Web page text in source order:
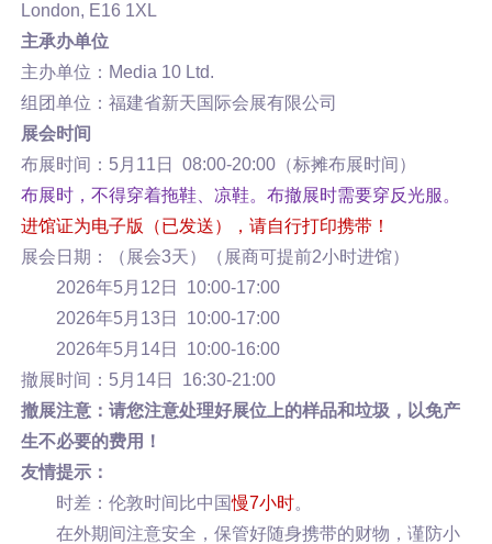
London, E16 1XL
主承办单位
主办单位：Media 10 Ltd.
组团单位：福建省新天国际会展有限公司
展会时间
布展时间：5月11日 08:00-20:00（标摊布展时间）
布展时，不得穿着拖鞋、凉鞋。布撤展时需要穿反光服。
进馆证为电子版（已发送），请自行打印携带！
展会日期：（展会3天）（展商可提前2小时进馆）
2026年5月12日 10:00-17:00
2026年5月13日 10:00-17:00
2026年5月14日 10:00-16:00
撤展时间：5月14日 16:30-21:00
撤展注意：请您注意处理好展位上的样品和垃圾，以免产
生不必要的费用！
友情提示：
时差：伦敦时间比中国慢7小时。
在外期间注意安全，保管好随身携带的财物，谨防小